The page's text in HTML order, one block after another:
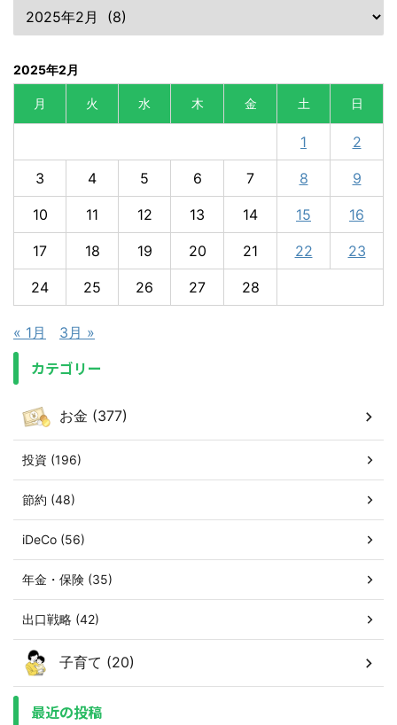
2025年2月
月 火 水 木 金 土 日
1 2
3 4 5 6 7 8 9
10 11 12 13 14 15 16
17 18 19 20 21 22 23
24 25 26 27 28
« 1月 3月 »
カテゴリー
お金 (377)
投資 (196)
節約 (48)
iDeCo (56)
年金・保険 (35)
出口戦略 (42)
子育て (20)
最近の投稿